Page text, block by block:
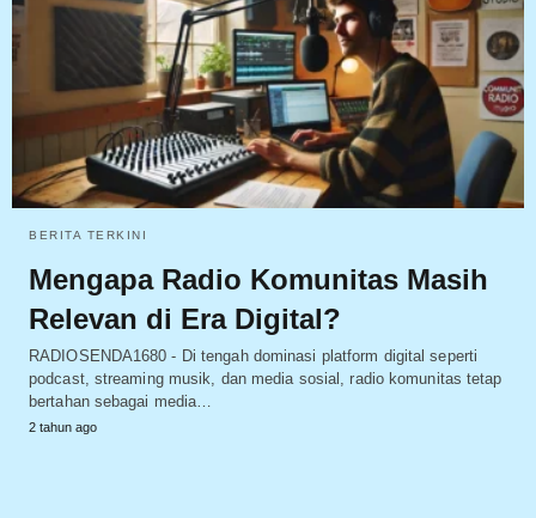
BERITA TERKINI
Mengapa Radio Komunitas Masih
Relevan di Era Digital?
RADIOSENDA1680 - Di tengah dominasi platform digital seperti
podcast, streaming musik, dan media sosial, radio komunitas tetap
bertahan sebagai media…
2 tahun ago